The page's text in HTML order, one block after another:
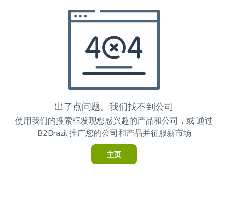
出了点问题。我们找不到公司
使用我们的搜索框发现您感兴趣的产品和公司，或通过
B2Brazil 推广您的公司和产品并征服新市场
主页